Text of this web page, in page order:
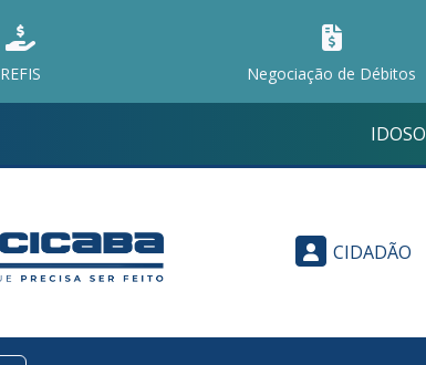
REFIS Negociação de Débitos
IDOSO
CIDADÃO